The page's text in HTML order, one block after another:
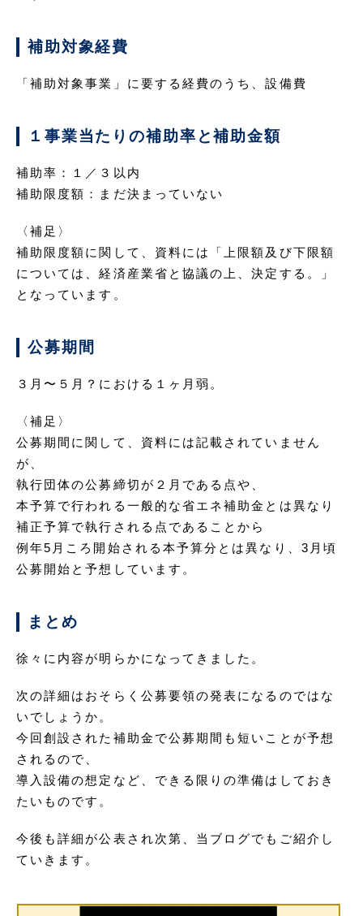
補助対象経費
「補助対象事業」に要する経費のうち、設備費
１事業当たりの補助率と補助金額
補助率：１／３以内
補助限度額：まだ決まっていない
〈補足〉
補助限度額に関して、資料には「上限額及び下限額
については、経済産業省と協議の上、決定する。」
となっています。
公募期間
３月〜５月？における１ヶ月弱。
〈補足〉
公募期間に関して、資料には記載されていません
が、
執行団体の公募締切が２月である点や、
本予算で行われる一般的な省エネ補助金とは異なり
補正予算で執行される点であることから
例年5月ころ開始される本予算分とは異なり、3月頃
公募開始と予想しています。
まとめ
徐々に内容が明らかになってきました。
次の詳細はおそらく公募要領の発表になるのではな
いでしょうか。
今回創設された補助金で公募期間も短いことが予想
されるので、
導入設備の想定など、できる限りの準備はしておき
たいものです。
今後も詳細が公表され次第、当ブログでもご紹介し
ていきます。